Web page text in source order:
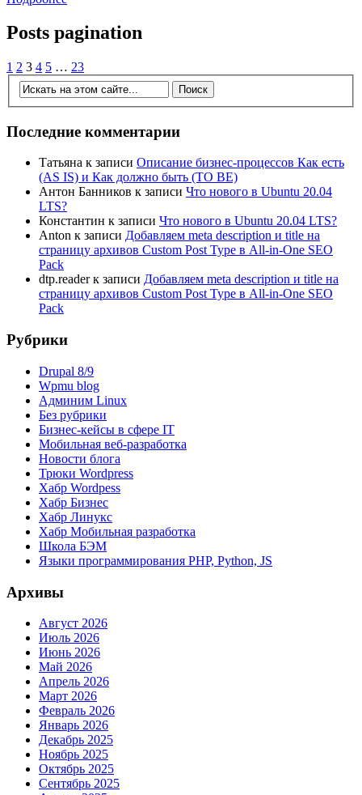
Posts pagination
1 2 3 4 5 … 23
Последние комментарии
Татьяна к записи Описание бизнес-процессов Как есть
(AS IS) и Как должно быть (TO BE)
Антон Банников к записи Что нового в Ubuntu 20.04
LTS?
Константин к записи Что нового в Ubuntu 20.04 LTS?
Anton к записи Добавляем meta description и title на
страницу архивов Custom Post Type в All-in-One SEO
Pack
dtp.readerк записи Добавляем meta description и title на
страницу архивов Custom Post Type в All-in-One SEO
Pack
Рубрики
Drupal 8/9
Wpmu blog
Админим Linux
Без рубрики
Бизнес-кейсы в сфере IT
Мобильная веб-разработка
Новости блога
Трюки Wordpress
Хабр Wordpess
Хабр Бизнес
Хабр Линукс
Хабр Мобильная разработка
Школа БЭМ
Языки программирования PHP, Python, JS
Архивы
Август 2026
Июль 2026
Июнь 2026
Май 2026
Апрель 2026
Март 2026
Февраль 2026
Январь 2026
Декабрь 2025
Ноябрь 2025
Октябрь 2025
Сентябрь 2025